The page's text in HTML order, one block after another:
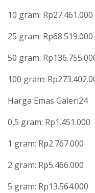
10 gram: Rp27.461.000
25 gram: Rp68.519.000
50 gram:
100 gram:
Harga Emas Galeri24
0,5 gram: Rp1.451.000
1 gram: Rp2.767.000
2 gram: Rp5.466.000
5 gram: Rp13.564.000